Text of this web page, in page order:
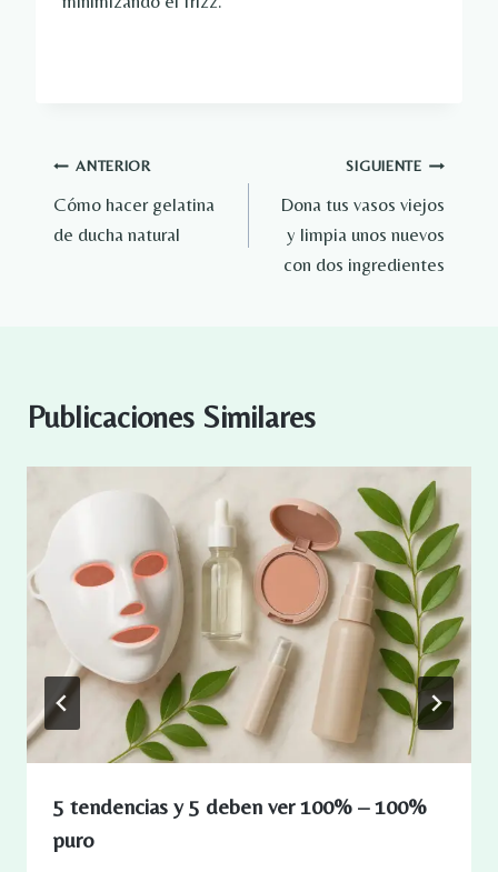
Navegación
de
ANTERIOR
Cómo hacer gelatina
de ducha natural
SIGUIENTE
Dona tus vasos viejos
y limpia unos nuevos
con dos ingredientes
Publicaciones Similares
5 tendencias y 5 deben ver 100% – 100%
puro